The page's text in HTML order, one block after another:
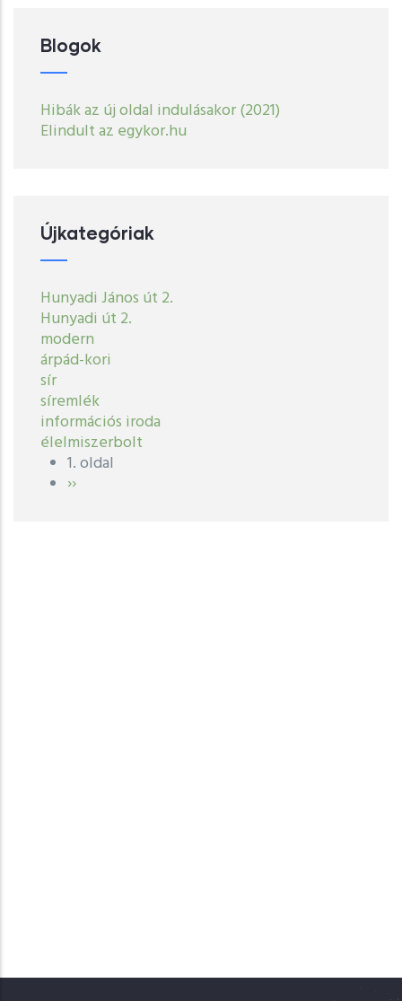
Blogok
Hibák az új oldal indulásakor (2021)
Elindult az egykor.hu
Újkategóriak
Hunyadi János út 2.
Hunyadi út 2.
modern
árpád-kori
sír
síremlék
információs iroda
élelmiszerbolt
Oldalszámozás
1. oldal
Következő
››